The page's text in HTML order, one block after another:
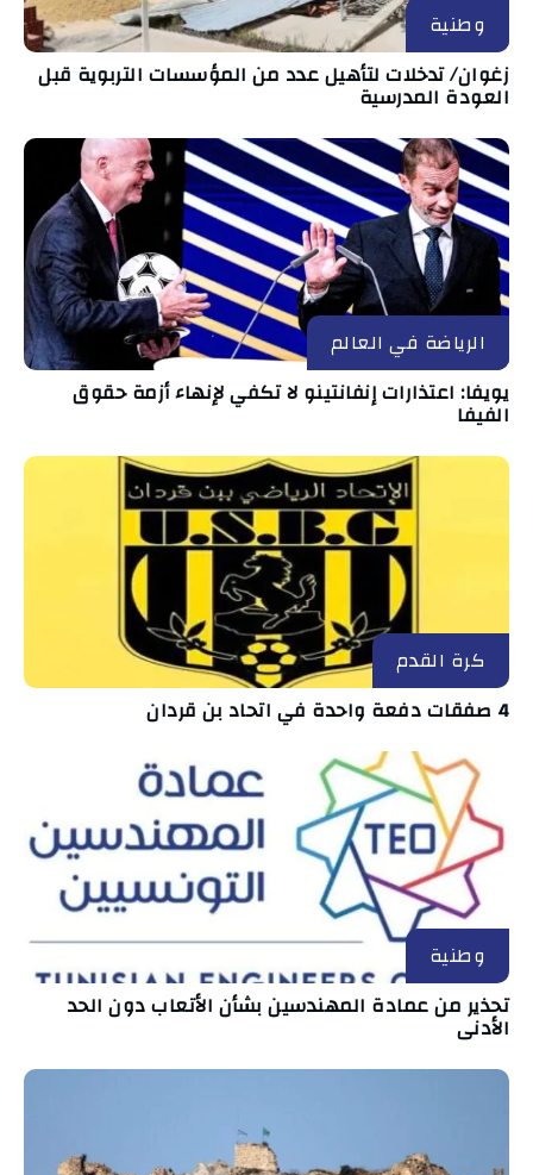
وطنية
زغوان/ تدخلات لتأهيل عدد من المؤسسات التربوية قبل
العودة المدرسية
الرياضة في العالم
يويفا: اعتذارات إنفانتينو لا تكفي لإنهاء أزمة حقوق
الفيفا
كرة القدم
4 صفقات دفعة واحدة في اتحاد بن قردان
وطنية
تحذير من عمادة المهندسين بشأن الأتعاب دون الحد
الأدنى